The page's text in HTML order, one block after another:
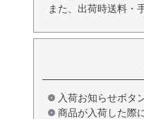
また、出荷時送料・
入荷お知らせボタ
商品が入荷した際